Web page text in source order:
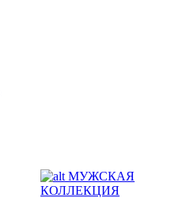
МУЖСКАЯ
КОЛЛЕКЦИЯ